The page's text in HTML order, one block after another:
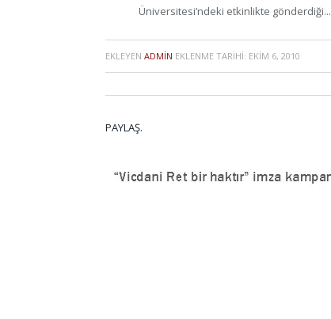
Üniversitesi’ndeki etkinlikte gönderdiği...
EKLEYEN ADMIN EKLENME TARIHI: EKIM 6, 2010
PAYLAŞ.